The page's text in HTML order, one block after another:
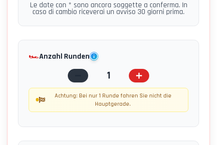
Le date con * sono ancora soggette a conferma. In
caso di cambio riceverai un avviso 30 giorni prima.
🏎️Anzahl Runden
1
Achtung: Bei nur 1 Runde fahren Sie nicht die
Hauptgerade.